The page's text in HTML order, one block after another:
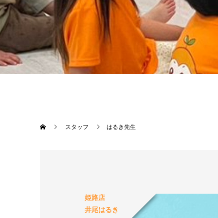
スタッフ はるき先生
姫路店
井尾はるき